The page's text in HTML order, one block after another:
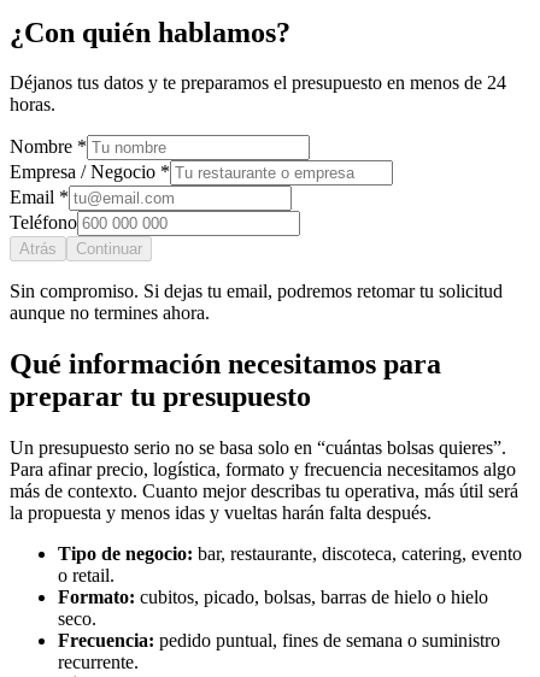
¿Con quién hablamos?
Déjanos tus datos y te preparamos el presupuesto en menos de 24
horas.
Nombre *
Empresa / Negocio *
Email *
Teléfono
Atrás Continuar
Sin compromiso. Si dejas tu email, podremos retomar tu solicitud
aunque no termines ahora.
Qué información necesitamos para
preparar tu presupuesto
Un presupuesto serio no se basa solo en “cuántas bolsas quieres”.
Para afinar precio, logística, formato y frecuencia necesitamos algo
más de contexto. Cuanto mejor describas tu operativa, más útil será
la propuesta y menos idas y vueltas harán falta después.
Tipo de negocio: bar, restaurante, discoteca, catering, evento
o retail.
Formato: cubitos, picado, bolsas, barras de hielo o hielo
seco.
Frecuencia: pedido puntual, fines de semana o suministro
recurrente.